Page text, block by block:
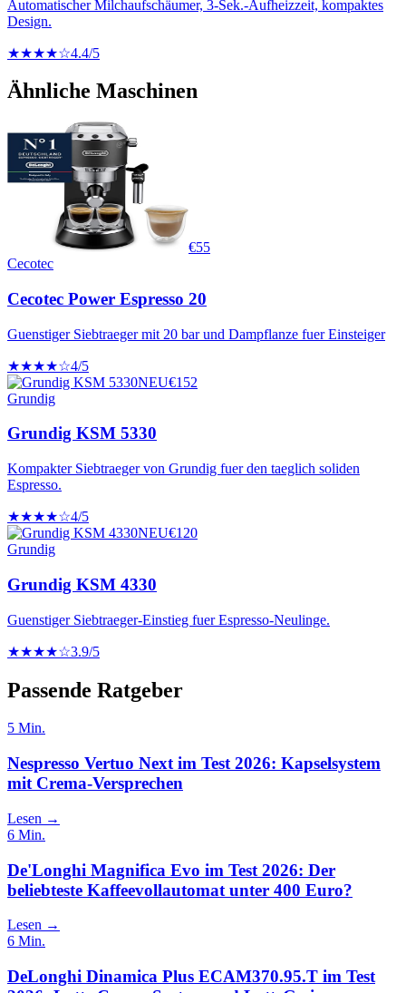
Automatischer Milchaufschäumer, 3-Sek.-Aufheizzeit, kompaktes
Design.
★★★★☆4.4/5
Ähnliche Maschinen
€55
Cecotec
Cecotec Power Espresso 20
Guenstiger Siebtraeger mit 20 bar und Dampflanze fuer Einsteiger
★★★★☆4/5
NEU€152
Grundig
Grundig KSM 5330
Kompakter Siebtraeger von Grundig fuer den taeglich soliden
Espresso.
★★★★☆4/5
NEU€120
Grundig
Grundig KSM 4330
Guenstiger Siebtraeger-Einstieg fuer Espresso-Neulinge.
★★★★☆3.9/5
Passende Ratgeber
5 Min.
Nespresso Vertuo Next im Test 2026: Kapselsystem
mit Crema-Versprechen
Lesen →
6 Min.
De'Longhi Magnifica Evo im Test 2026: Der
beliebteste Kaffeevollautomat unter 400 Euro?
Lesen →
6 Min.
DeLonghi Dinamica Plus ECAM370.95.T im Test